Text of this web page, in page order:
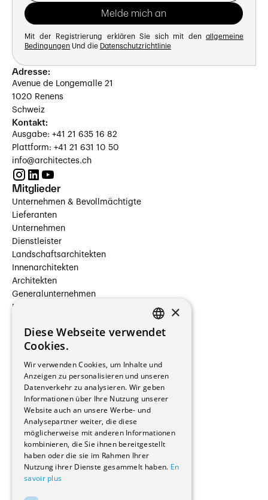
Mit der Registrierung erklären Sie sich mit den allgemeine
Bedingungen Und die Datenschutzrichtlinie
Adresse:
Avenue de Longemalle 21
1020 Renens
Schweiz
Kontakt:
Ausgabe: +41 21 635 16 82
Plattform: +41 21 631 10 50
info@architectes.ch
Mitglieder
Unternehmen & Bevollmächtigte
Lieferanten
Unternehmen
Dienstleister
Landschaftsarchitekten
Innenarchitekten
Architekten
Generalunternehmen
Beauftragte Unternehmen
Hersteller/Lieferanten
Bauherrschaften
Immobilienverwaltungsgesellschaften
Stockwerkeigentum
Reportagen
Wohnungen
Renovierungen
Innere Umbauten
Gastgewerbe und Tourismus
Verwaltungsgebäude und Geschäfte
Schuleinrichtungen
Medizinische Einrichtungen
FRENCH
×
Diese Webseite verwendet
Cookies.
Wir verwenden Cookies, um Inhalte und
Anzeigen zu personalisieren und unseren
Datenverkehr zu analysieren. Wir geben
Informationen über Ihre Nutzung unserer
Website auch an unsere Werbe- und
Analysepartner weiter, die diese
möglicherweise mit anderen Informationen
kombinieren, die Sie ihnen bereitgestellt
haben oder die sie im Rahmen Ihrer
Nutzung ihrer Dienste gesammelt haben. En
savoir plus